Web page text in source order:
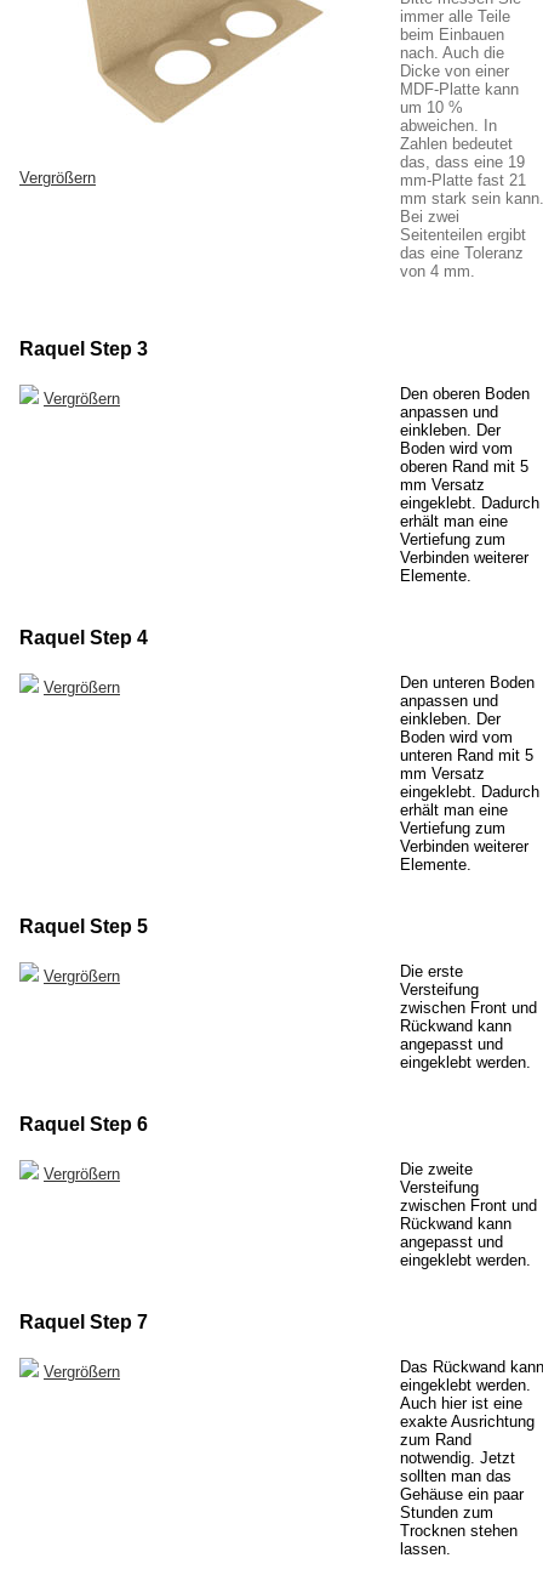
Vergrößern
immer alle Teile
beim Einbauen
nach. Auch die
Dicke von einer
MDF-Platte kann
um 10 %
abweichen. In
Zahlen bedeutet
das, dass eine 19
mm-Platte fast 21
mm stark sein kann.
Bei zwei
Seitenteilen ergibt
das eine Toleranz
von 4 mm.
Raquel Step 3
Vergrößern
Den oberen Boden
anpassen und
einkleben. Der
Boden wird vom
oberen Rand mit 5
mm Versatz
eingeklebt. Dadurch
erhält man eine
Vertiefung zum
Verbinden weiterer
Elemente.
Raquel Step 4
Vergrößern
Den unteren Boden
anpassen und
einkleben. Der
Boden wird vom
unteren Rand mit 5
mm Versatz
eingeklebt. Dadurch
erhält man eine
Vertiefung zum
Verbinden weiterer
Elemente.
Raquel Step 5
Vergrößern
Die erste
Versteifung
zwischen Front und
Rückwand kann
angepasst und
eingeklebt werden.
Raquel Step 6
Vergrößern
Die zweite
Versteifung
zwischen Front und
Rückwand kann
angepasst und
eingeklebt werden.
Raquel Step 7
Vergrößern
Das Rückwand kann
eingeklebt werden.
Auch hier ist eine
exakte Ausrichtung
zum Rand
notwendig. Jetzt
sollten man das
Gehäuse ein paar
Stunden zum
Trocknen stehen
lassen.